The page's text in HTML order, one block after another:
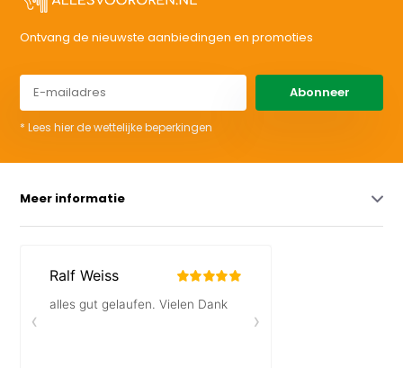
Ontvang de nieuwste aanbiedingen en promoties
Abonneer
* Lees hier de wettelijke beperkingen
Meer informatie